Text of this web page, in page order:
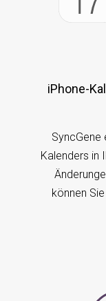
iPhone-
SyncGene
Kalenders in
können